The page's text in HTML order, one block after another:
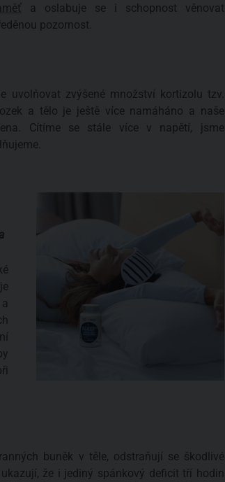
a oslabuje se i schopnost věnovat
pozornost.
uvolňovat zvýšené množství kortizolu tzv.
a tělo je ještě více namáháno a naše
Cítíme se stále více v napětí, jsme
buněk v těle, odstraňují se škodlivé
že i jediný spánkový deficit tří hodin